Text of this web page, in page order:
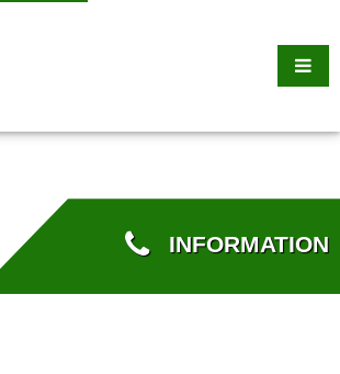
INFORMATION